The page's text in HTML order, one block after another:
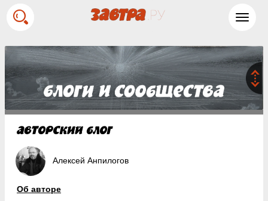
Алексей Анпилогов
Об авторе